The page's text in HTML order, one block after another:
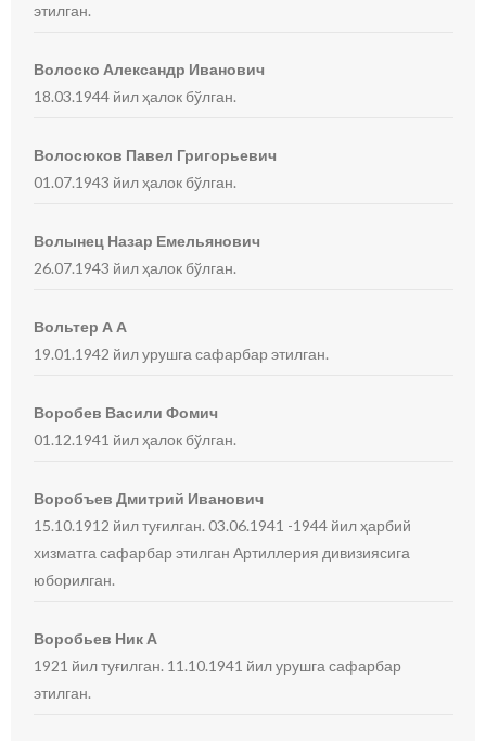
этилган.
Волоско Александр Иванович
18.03.1944 йил ҳалок бўлган.
Волосюков Павел Григорьевич
01.07.1943 йил ҳалок бўлган.
Волынец Назар Емельянович
26.07.1943 йил ҳалок бўлган.
Вольтер А А
19.01.1942 йил урушга сафарбар этилган.
Воробев Васили Фомич
01.12.1941 йил ҳалок бўлган.
Воробъев Дмитрий Иванович
15.10.1912 йил туғилган. 03.06.1941 -1944 йил ҳарбий
хизматга сафарбар этилган Артиллерия дивизиясига
юборилган.
Воробьев Ник А
1921 йил туғилган. 11.10.1941 йил урушга сафарбар
этилган.